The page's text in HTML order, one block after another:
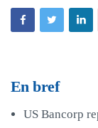
En bref
US Bancorp